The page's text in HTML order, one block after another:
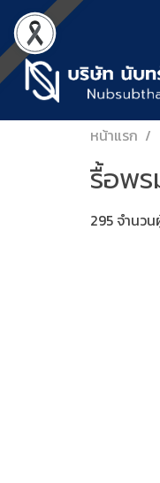
หน้าแรก
รื้อพ
295 จำนวน